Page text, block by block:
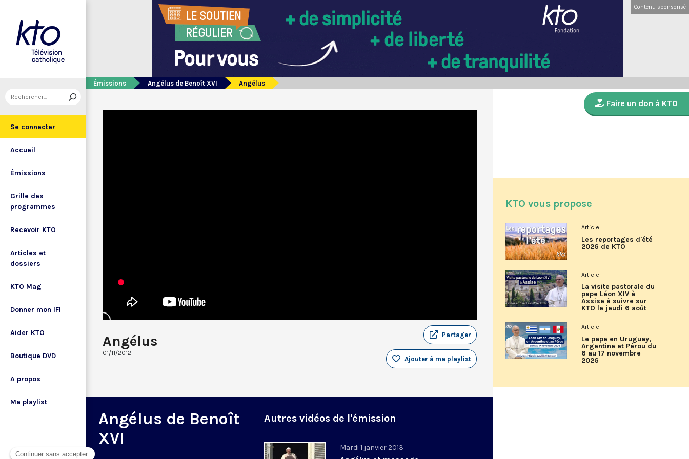
Se connecter
Accueil
Émissions
Grille des
programmes
Recevoir KTO
Articles et
dossiers
KTO Mag
Donner mon IFI
Aider KTO
Boutique DVD
A propos
Ma playlist
Contenu sponsorisé
Émissions Angélus de Benoît XVI Angélus
Angélus
01/11/2012
Partager
Ajouter à ma playlist
Angélus de Benoît
XVI
Autres vidéos de l'émission
Mardi 1 janvier 2013
Faire un don à KTO
KTO vous propose
Article
Les reportages d'été
2026 de KTO
Article
La visite pastorale du
pape Léon XIV à
Assise à suivre sur
KTO le jeudi 6 août
Article
Le pape en Uruguay,
Argentine et Pérou du
6 au 17 novembre
2026